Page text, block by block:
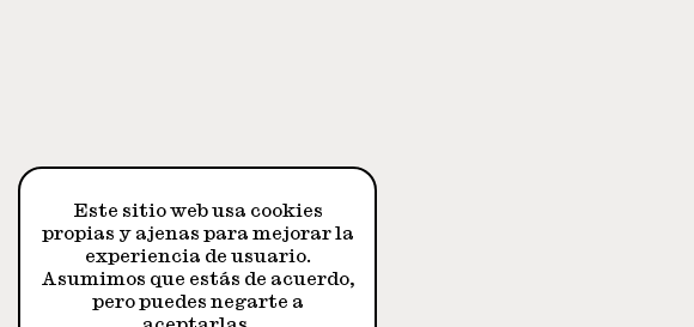
Este sitio web usa cookies
propias y ajenas para mejorar la
experiencia de usuario.
Asumimos que estás de acuerdo,
pero puedes negarte a